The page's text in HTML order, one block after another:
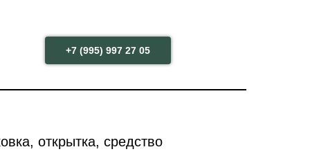
+7 (995) 997 27 05
открытка, средство